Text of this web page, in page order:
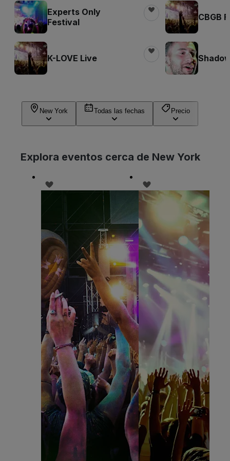
Experts Only
Festival
K-LOVE Live
CBGB
New York Todas las fechas Precio
Explora eventos cerca de New York